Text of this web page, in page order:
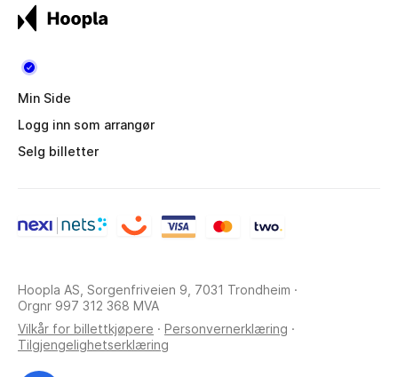
Min Side
Logg inn som arrangør
Selg billetter
Hoopla AS, Sorgenfriveien 9, 7031 Trondheim ·
Orgnr 997 312 368 MVA
Vilkår for billettkjøpere · Personvernerklæring ·
Tilgjengelighetserklæring